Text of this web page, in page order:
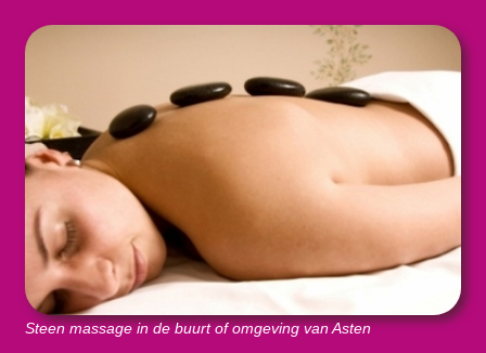
Steen massage in de buurt of omgeving van Asten